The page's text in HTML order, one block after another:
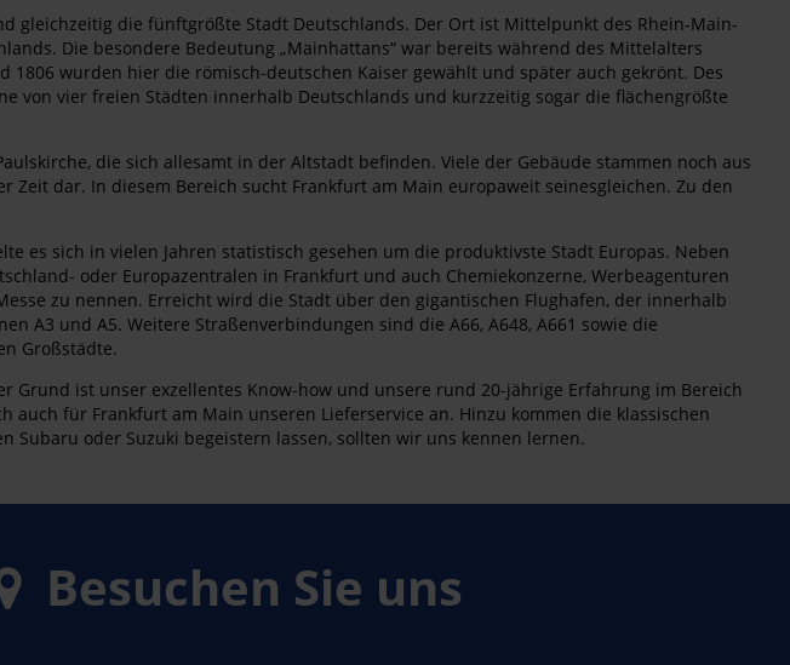
gleichzeitig die fünftgrößte Stadt Deutschlands. Der Ort ist Mittelpunkt des Rhein-Main-
Die besondere Bedeutung „Mainhattans“ war bereits während des Mittelalters
wurden hier die römisch-deutschen Kaiser gewählt und später auch gekrönt. Des
von vier freien Städten innerhalb Deutschlands und kurzzeitig sogar die flächengrößte
die sich allesamt in der Altstadt befinden. Viele der Gebäude stammen noch aus
dar. In diesem Bereich sucht Frankfurt am Main europaweit seinesgleichen. Zu den
es sich in vielen Jahren statistisch gesehen um die produktivste Stadt Europas. Neben
oder Europazentralen in Frankfurt und auch Chemiekonzerne, Werbeagenturen
zu nennen. Erreicht wird die Stadt über den gigantischen Flughafen, der innerhalb
A3 und A5. Weitere Straßenverbindungen sind die A66, A648, A661 sowie die
Großstädte.
ist unser exzellentes Know-how und unsere rund 20-jährige Erfahrung im Bereich
für Frankfurt am Main unseren Lieferservice an. Hinzu kommen die klassischen
Subaru oder Suzuki begeistern lassen, sollten wir uns kennen lernen.
Besuchen Sie uns